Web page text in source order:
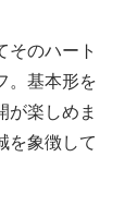
そのハート
。基本形を
が楽しめま
を象徴して